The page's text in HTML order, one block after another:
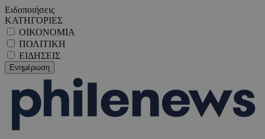
Ειδοποιήσεις
ΚΑΤΗΓΟΡΙΕΣ
ΟΙΚΟΝΟΜΙΑ
ΠΟΛΙΤΙΚΗ
ΕΙΔΗΣΕΙΣ